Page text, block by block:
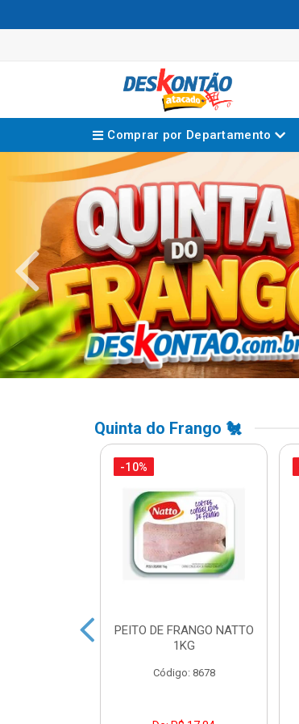
Comprar por Departamento
Quinta do Frango 🐔
-10%
PEITO DE FRANGO NATTO
1KG
Código: 8678